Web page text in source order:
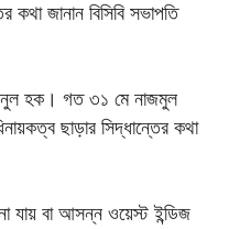
কথা জানান বিসিবি সভাপতি
হক। গত ৩১ মে নাজমুল
ছাড়ার সিদ্ধান্তের কথা
যায় বা আসন্ন ওয়েস্ট ইন্ডিজ